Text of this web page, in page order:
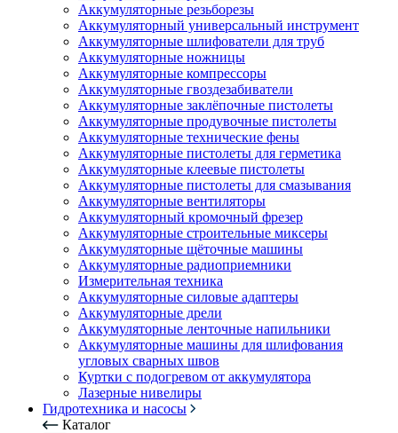
Аккумуляторные резьборезы
Аккумуляторный универсальный инструмент
Аккумуляторные шлифователи для труб
Аккумуляторные ножницы
Аккумуляторные компрессоры
Аккумуляторные гвоздезабиватели
Аккумуляторные заклёпочные пистолеты
Аккумуляторные продувочные пистолеты
Аккумуляторные технические фены
Аккумуляторные пистолеты для герметика
Аккумуляторные клеевые пистолеты
Аккумуляторные пистолеты для смазывания
Аккумуляторные вентиляторы
Аккумуляторный кромочный фрезер
Аккумуляторные строительные миксеры
Аккумуляторные щёточные машины
Аккумуляторные радиоприемники
Измерительная техника
Аккумуляторные силовые адаптеры
Аккумуляторные дрели
Аккумуляторные ленточные напильники
Аккумуляторные машины для шлифования
угловых сварных швов
Куртки с подогревом от аккумулятора
Лазерные нивелиры
Гидротехника и насосы
Каталог